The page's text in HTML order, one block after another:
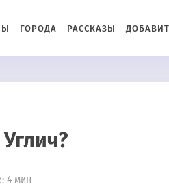
ГОРОДА РАССКАЗЫ
4 мин